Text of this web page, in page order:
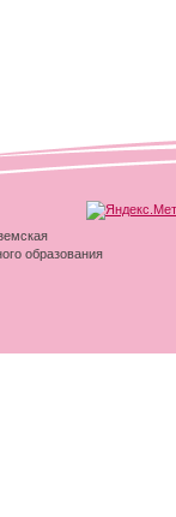
образования